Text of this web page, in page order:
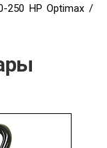
250 HP Optimax /